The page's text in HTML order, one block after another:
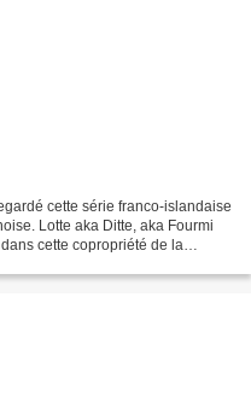
cette série franco-islandaise
Lotte aka Ditte, aka Fourmi
cette copropriété de la